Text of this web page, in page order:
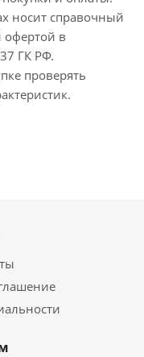
носит справочный
офертой в
ГК РФ.
проверять